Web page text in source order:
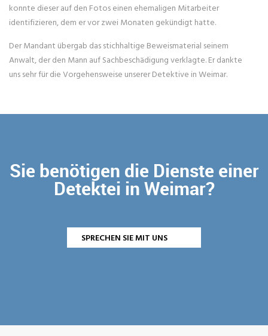
konnte dieser auf den Fotos einen ehemaligen Mitarbeiter
identifizieren, dem er vor zwei Monaten gekündigt hatte.
Der Mandant übergab das stichhaltige Beweismaterial seinem
Anwalt, der den Mann auf Sachbeschädigung verklagte. Er dankte
uns sehr für die Vorgehensweise unserer Detektive in Weimar.
Sie benötigen die Dienste einer
Detektei in Weimar?
SPRECHEN SIE MIT UNS